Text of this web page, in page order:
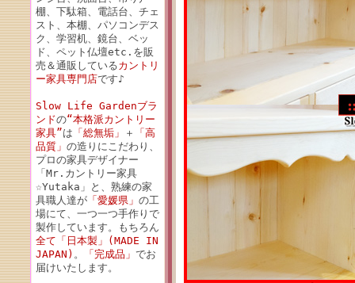
棚、下駄箱、電話台、チェ
スト、本棚、パソコンデス
ク、学習机、鏡台、ベッ
ド、ペット仏壇etc.を販
売＆通販しているカントリ
ー家具専門店です♪
Slow Life Gardenブラ
ンドの“本格派カントリー
家具”は 「総無垢」 ＋
「高
品質」 の造りにこだわり、
プロの家具デザイナー
「Mr.カントリー家具
☆Yutaka」と、熟練の家
具職人達が「愛媛県」 の工
場にて、一つ一つ手作りで
製作しています。もちろん
全て「日本製」(MADE IN
JAPAN) 。 「完成品」 でお
届けいたします。